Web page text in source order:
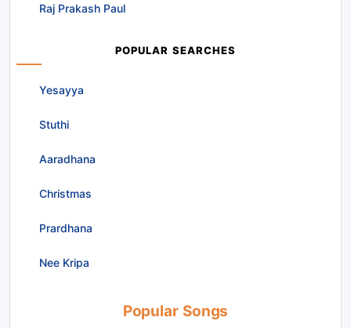
Raj Prakash Paul
POPULAR SEARCHES
Yesayya
Stuthi
Aaradhana
Christmas
Prardhana
Nee Kripa
Popular Songs